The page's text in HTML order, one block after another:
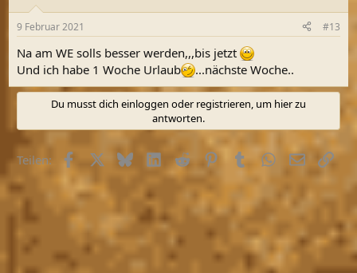
9 Februar 2021 #13
Na am WE solls besser werden,,,bis jetzt
Und ich habe 1 Woche Urlaub
...nächste Woche..
Du musst dich einloggen oder registrieren, um hier zu
antworten.
Teilen: FacebookX (Twitter)
BlueskyLinkedInReddit PinterestTumblrWhatsApp
E-MailLink